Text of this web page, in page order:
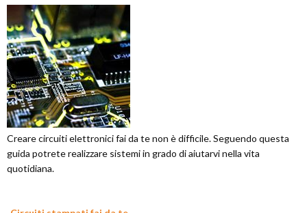
Creare circuiti elettronici fai da te non è difficile. Seguendo questa
guida potrete realizzare sistemi in grado di aiutarvi nella vita
quotidiana.